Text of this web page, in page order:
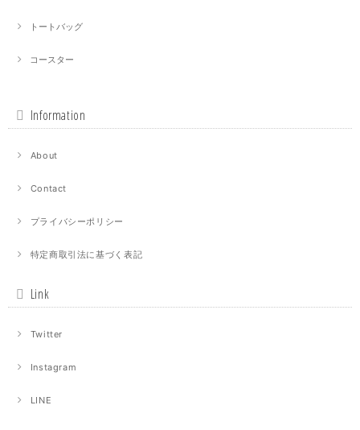
トートバッグ
コースター
Information
About
Contact
プライバシーポリシー
特定商取引法に基づく表記
Link
Twitter
Instagram
LINE